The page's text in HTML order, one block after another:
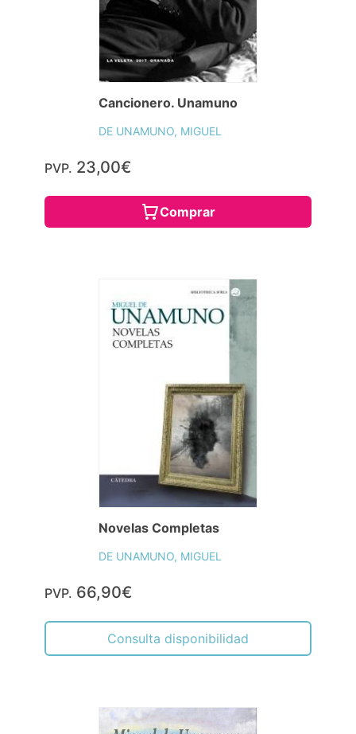
Cancionero. Unamuno
DE UNAMUNO, MIGUEL
PVP. 23,00€
Comprar
Novelas Completas
DE UNAMUNO, MIGUEL
PVP. 66,90€
Consulta disponibilidad